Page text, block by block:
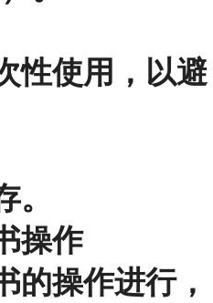
性使用，以避
操作
的操作进行，